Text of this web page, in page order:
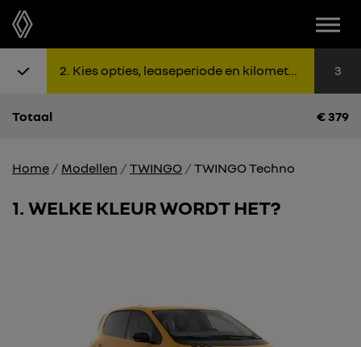
2 Kies opties, leaseperiode en kilometers 3
Totaal €379
Home Modellen TWINGO TWINGO Techno
1 WELKE KLEUR WORDT HET?